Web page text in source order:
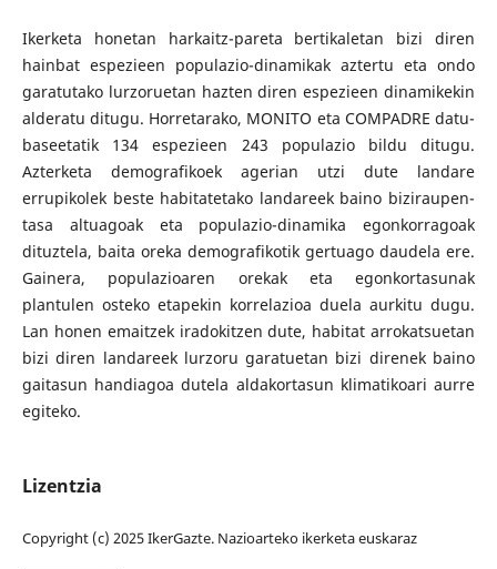
Ikerketa honetan harkaitz-pareta bertikaletan bizi diren
hainbat espezieen populazio-dinamikak aztertu eta ondo
garatutako lurzoruetan hazten diren espezieen dinamikekin
alderatu ditugu. Horretarako, MONITO eta COMPADRE datu-
baseetatik 134 espezieen 243 populazio bildu ditugu.
Azterketa demografikoek agerian utzi dute landare
errupikolek beste habitatetako landareek baino biziraupen-
tasa altuagoak eta populazio-dinamika egonkorragoak
dituztela, baita oreka demografikotik gertuago daudela ere.
Gainera, populazioaren orekak eta egonkortasunak
plantulen osteko etapekin korrelazioa duela aurkitu dugu.
Lan honen emaitzek iradokitzen dute, habitat arrokatsuetan
bizi diren landareek lurzoru garatuetan bizi direnek baino
gaitasun handiagoa dutela aldakortasun klimatikoari aurre
egiteko.
Lizentzia
Copyright (c) 2025 IkerGazte. Nazioarteko ikerketa euskaraz